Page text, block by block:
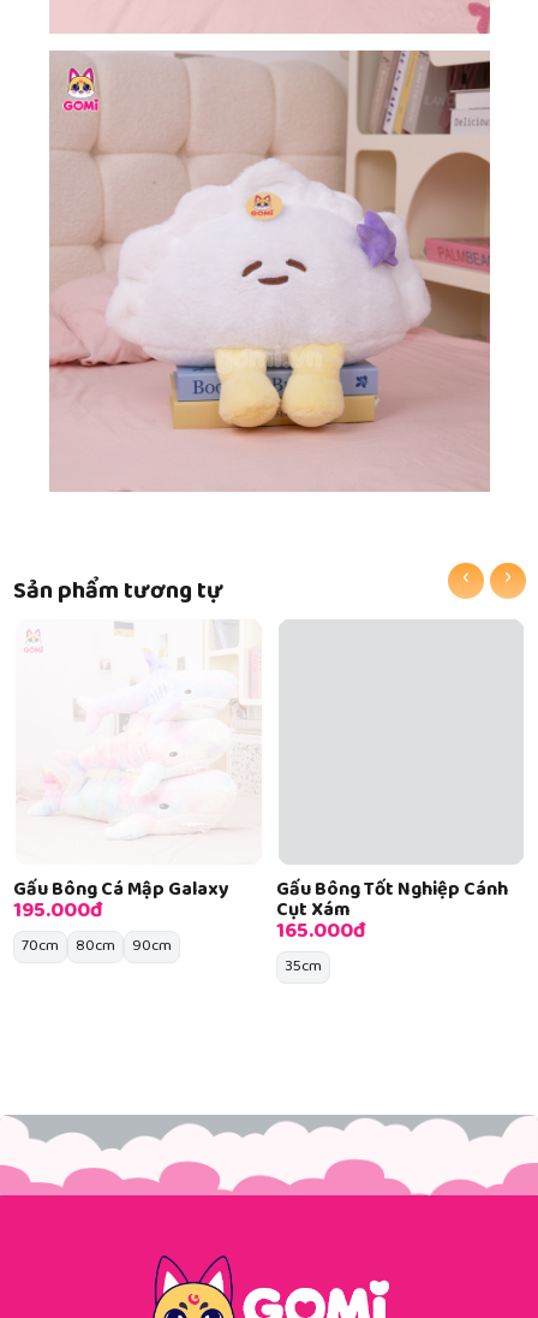
Sản phẩm tương tự
Gấu Bông Cá Mập Galaxy
195.000đ
70cm 80cm 90cm
Gấu Bông Tốt Nghiệp Cánh
Cụt Xám
165.000đ
35cm
‹ ›